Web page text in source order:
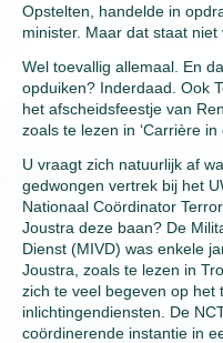
Opstelten, handelde in
minister. Maar dat staat niet
Wel toevallig allemaal. En
opduiken? Inderdaad. Ook
het afscheidsfeestje van
zoals te lezen in ‘Carrière in
U vraagt zich natuurlijk af
gedwongen vertrek bij het
Nationaal Coördinator
Joustra deze baan? De
Dienst (MIVD) was enkele
Joustra, zoals te lezen in
zich te veel begeven op het
inlichtingendiensten. De
coördinerende instantie in